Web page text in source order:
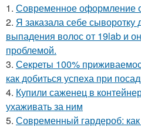
1. Современное оформление
2. Я заказала себе сыворотку
выпадения волос от 19lab и
проблемой.
3. Секреты 100%
как добиться успеха при
4. Купили саженец в
ухаживать за ним
5. Современный гардероб: как